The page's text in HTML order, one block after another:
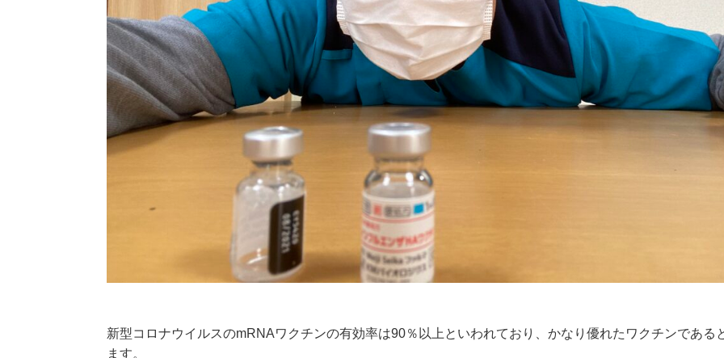
新型コロナウイルスのmRNAワクチンの有効率は90％以上といわれており、かなり優れたワクチンである
ます。